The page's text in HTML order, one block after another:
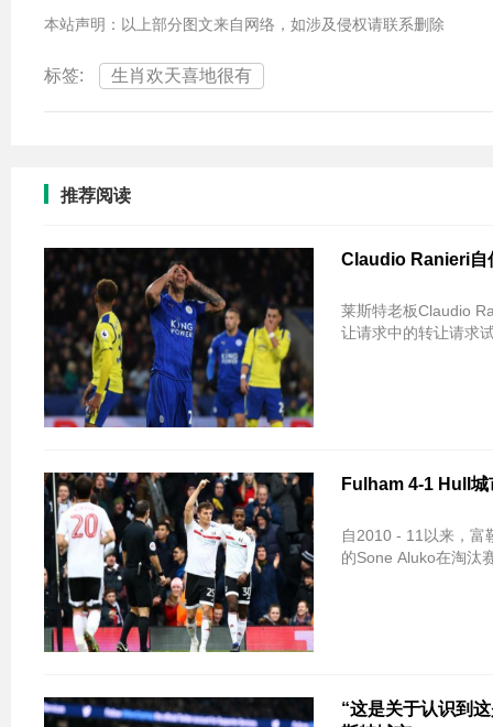
本站声明：以上部分图文来自网络，如涉及侵权请联系删除
标签: 生肖欢天喜地很有
推荐阅读
Claudio Ranieri自
莱斯特老板Claudio
让请求中的转让请求
Fulham 4-1 Hull
自2010 - 11以来，富勒姆达到了第五轮FA杯，经过4-1次胜利的英超联赛岸边。主持人通过前进
的Sone Aluko在淘汰
“这是关于认识到